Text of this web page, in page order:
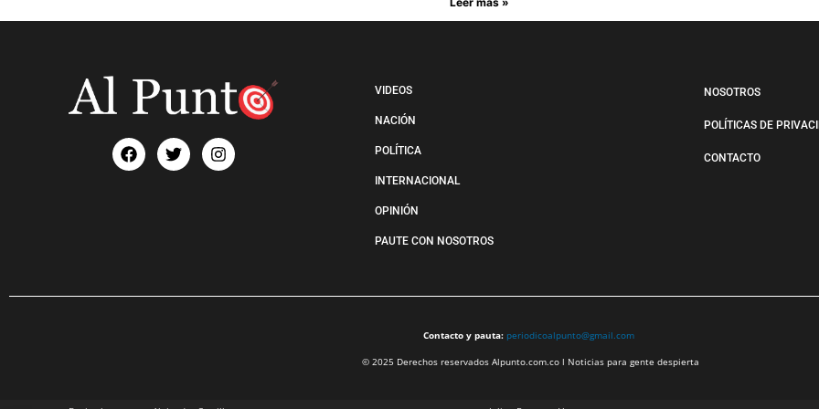
VIDEOS
NACIÓN
POLÍTICA
INTERNACIONAL
OPINIÓN
PAUTE CON NOSOTROS
NOSOTROS
POLÍTICAS DE
CONTACTO
Contacto y pauta: periodicoalpunto@gmail.com
© 2025 Derechos reservados Alpunto.com.co l Noticias para gente despierta